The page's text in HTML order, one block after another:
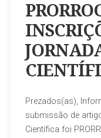
Prezados(as),
submissão de
Científica foi